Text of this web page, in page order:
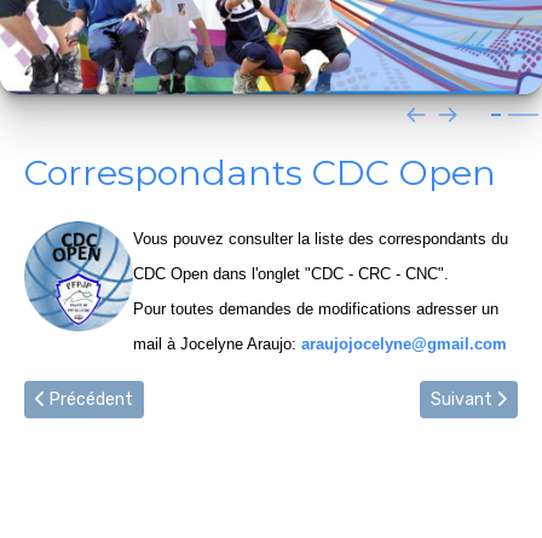
Correspondants CDC Open
Vous pouvez consulter la liste des correspondants du
CDC Open dans l'onglet "CDC - CRC - CNC".
Pour toutes demandes de modifications adresser un
mail à Jocelyne Araujo: araujojocelyne@gmail.com
Article précédent : Correspondants CDC Féminin
Précédent Article
Suivant
2024
Assemblée générale 2024
Réunion du 10 novembre 2023
Assemblée Générale 2023
Prévention violences dans le sport
Triplettes Mixtes
Triplettes Vétérans
Triplettes Jeu Provençal
4ème tour CDF Jeu Provençal
Arbitre
Divers